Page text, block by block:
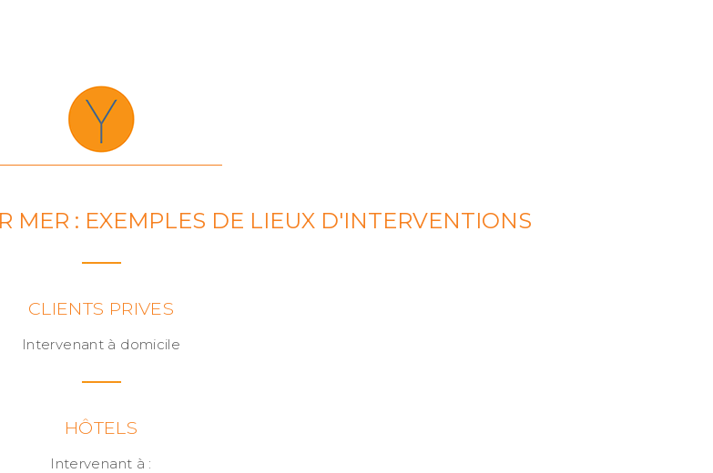
MER : EXEMPLES DE LIEUX D'INTERVENTIONS
CLIENTS PRIVES
Intervenant à domicile
HÔTELS
Intervenant à :